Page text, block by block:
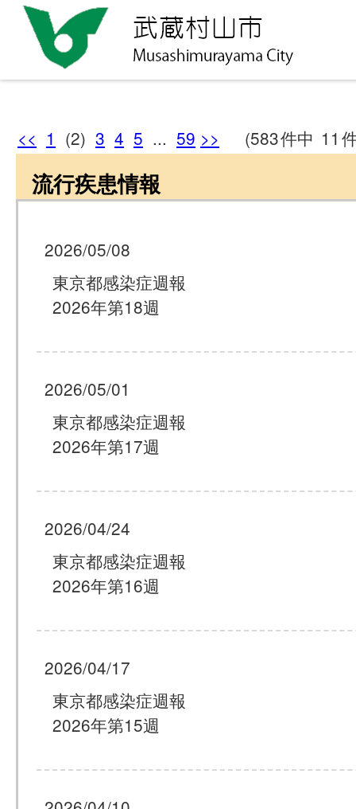
<< 1 (2) 3 4 5 ... 59 >> (583件中 11
流行疾患情報
2026/05/08
東京都感染症週報
2026年第18週
2026/05/01
東京都感染症週報
2026年第17週
2026/04/24
東京都感染症週報
2026年第16週
2026/04/17
東京都感染症週報
2026年第15週